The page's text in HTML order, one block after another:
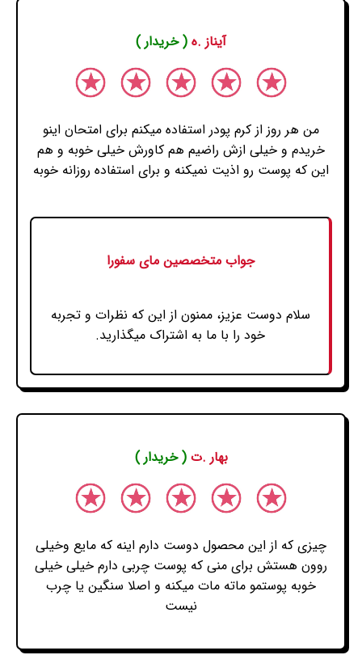
آیناز .ه ( خریدار )
من هر روز از کرم پودر استفاده میکنم برای امتحان اینو
خریدم و خیلی ازش راضیم هم کاورش خیلی خوبه و هم
این که پوست رو اذیت نمیکنه و برای استفاده روزانه خوبه
جواب متخصصین مای سفورا
سلام دوست عزیز، ممنون از این که نظرات و تجربه
خود را با ما به اشتراک میگذارید.
بهار .ت( خریدار )
چیزی که از این محصول دوست دارم اینه که مایع وخیلی
روون هستش برای منی که پوست چربی دارم خیلی خیلی
خوبه پوستمو ماته مات میکنه و اصلا سنگین یا چرب
نیست